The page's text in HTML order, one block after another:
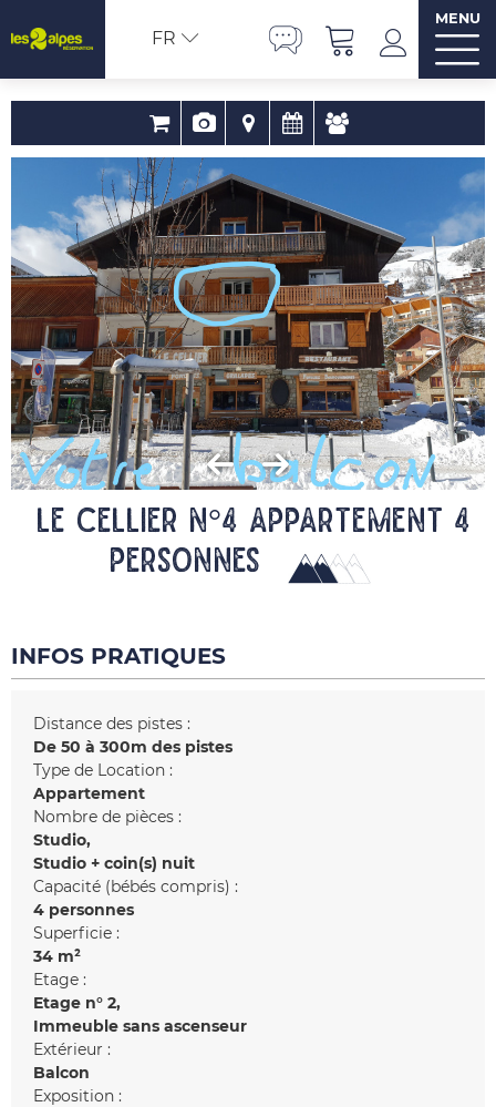
FR
MENU
LE CELLIER N°4 Appartement 4
personnes
INFOS PRATIQUES
Distance des pistes :
De 50 à 300m des pistes
Type de Location :
Appartement
Nombre de pièces :
Studio
Studio + coin(s) nuit
Capacité (bébés compris) :
4 personnes
Superficie :
34 m²
Etage :
Etage n° 2
Immeuble sans ascenseur
Extérieur :
Balcon
Exposition :